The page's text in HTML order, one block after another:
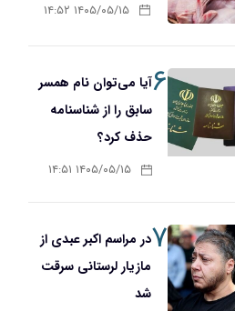
۱۴۰۵/۰۵/۱۵ ۱۴:۵۲
۶آیا می‌توان نام همسر
سابق را از شناسنامه
حذف کرد؟
۱۴۰۵/۰۵/۱۵ ۱۴:۵۱
۷در مراسم اکبر عبدی از
مازیار لرستانی سرقت
شد